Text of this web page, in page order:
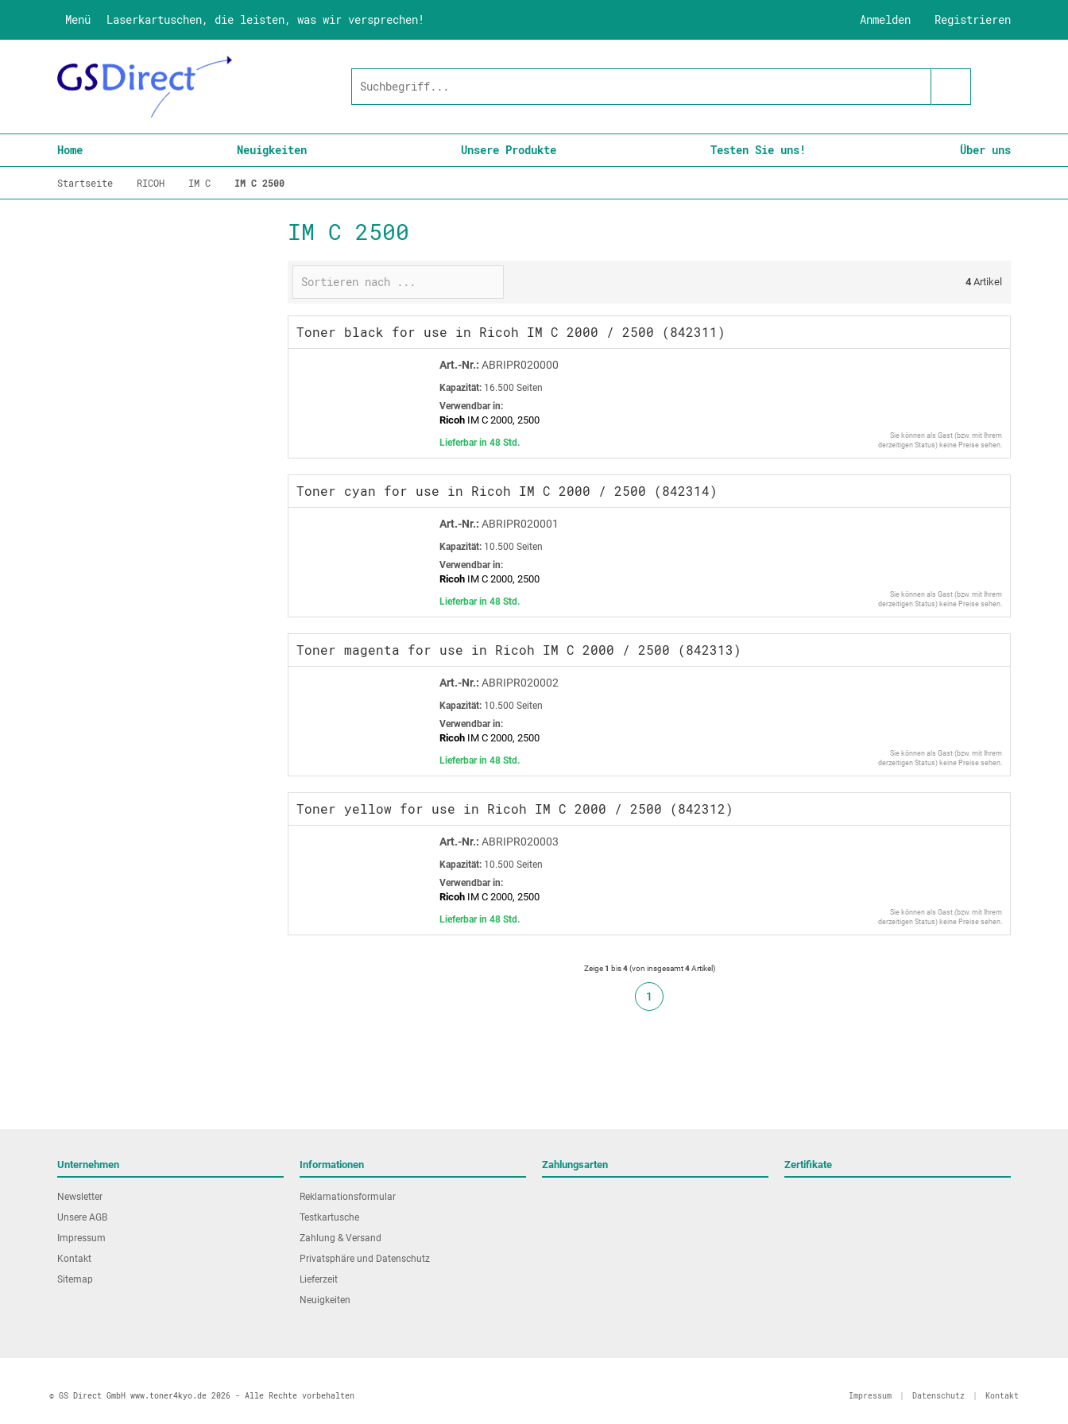
Menü Laserkartuschen, die leisten, was wir versprechen! Registrieren
Anmelden
Home Neuigkeiten Unsere Produkte Testen Sie uns! Über uns
Startseite RICOH IM C IM C 2500
IM C 2500
4 Artikel
Toner black for use in Ricoh IM C 2000 / 2500 (842311)
Art.-Nr.: ABRIPR020000
Kapazität: 16.500 Seiten
Verwendbar in:
Ricoh IM C 2000, 2500
Lieferbar in 48 Std.
Sie können als Gast (bzw. mit Ihrem
derzeitigen Status) keine Preise sehen.
Toner cyan for use in Ricoh IM C 2000 / 2500 (842314)
Art.-Nr.: ABRIPR020001
Kapazität: 10.500 Seiten
Verwendbar in:
Ricoh IM C 2000, 2500
Lieferbar in 48 Std.
Sie können als Gast (bzw. mit Ihrem
derzeitigen Status) keine Preise sehen.
Toner magenta for use in Ricoh IM C 2000 / 2500 (842313)
Art.-Nr.: ABRIPR020002
Kapazität: 10.500 Seiten
Verwendbar in:
Ricoh IM C 2000, 2500
Lieferbar in 48 Std.
Sie können als Gast (bzw. mit Ihrem
derzeitigen Status) keine Preise sehen.
Toner yellow for use in Ricoh IM C 2000 / 2500 (842312)
Art.-Nr.: ABRIPR020003
Kapazität: 10.500 Seiten
Verwendbar in:
Ricoh IM C 2000, 2500
Lieferbar in 48 Std.
Sie können als Gast (bzw. mit Ihrem
derzeitigen Status) keine Preise sehen.
Zeige1 bis4(von insgesamt4Artikel)
1
Unternehmen
Newsletter
Unsere AGB
Impressum
Kontakt
Sitemap
Informationen
Reklamationsformular
Testkartusche
Zahlung & Versand
Privatsphäre und Datenschutz
Lieferzeit
Neuigkeiten
Zahlungsarten Zertifikate
© GS Direct GmbH www.toner4kyo.de 2026 - Alle Rechte vorbehalten Impressum | Datenschutz | Kontakt